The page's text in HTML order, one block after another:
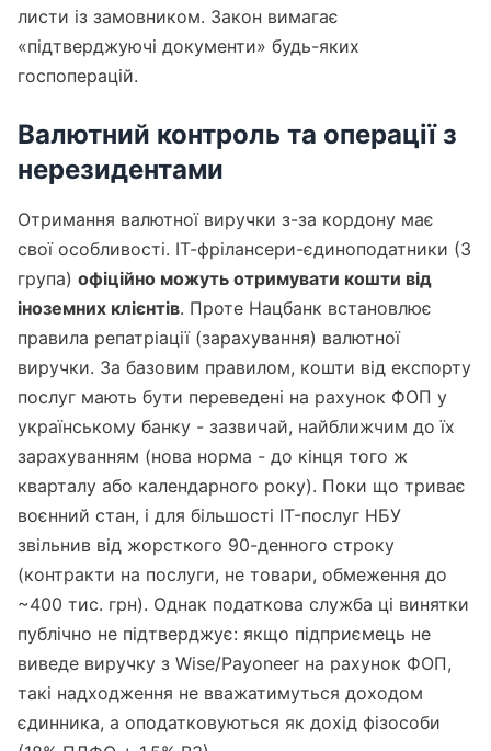
листи із замовником. Закон вимагає
«підтверджуючі документи» будь-яких
госпоперацій.
Валютний контроль та операції з
нерезидентами
Отримання валютної виручки з-за кордону має
свої особливості. ІТ-фрілансери-єдиноподатники (3
група) офіційно можуть отримувати кошти від
іноземних клієнтів. Проте Нацбанк встановлює
правила репатріації (зарахування) валютної
виручки. За базовим правилом, кошти від експорту
послуг мають бути переведені на рахунок ФОП у
українському банку - зазвичай, найближчим до їх
зарахуванням (нова норма - до кінця того ж
кварталу або календарного року). Поки що триває
воєнний стан, і для більшості IT-послуг НБУ
звільнив від жорсткого 90-денного строку
(контракти на послуги, не товари, обмеження до
~400 тис. грн). Однак податкова служба ці винятки
публічно не підтверджує: якщо підприємець не
виведе виручку з Wise/Payoneer на рахунок ФОП,
такі надходження не вважатимуться доходом
єдинника, а оподатковуються як дохід фізособи